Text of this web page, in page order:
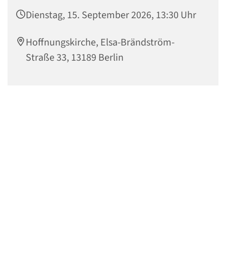
Dienstag, 15. September 2026, 13:30 Uhr
Hoffnungskirche, Elsa-Brändström-
Straße 33, 13189 Berlin